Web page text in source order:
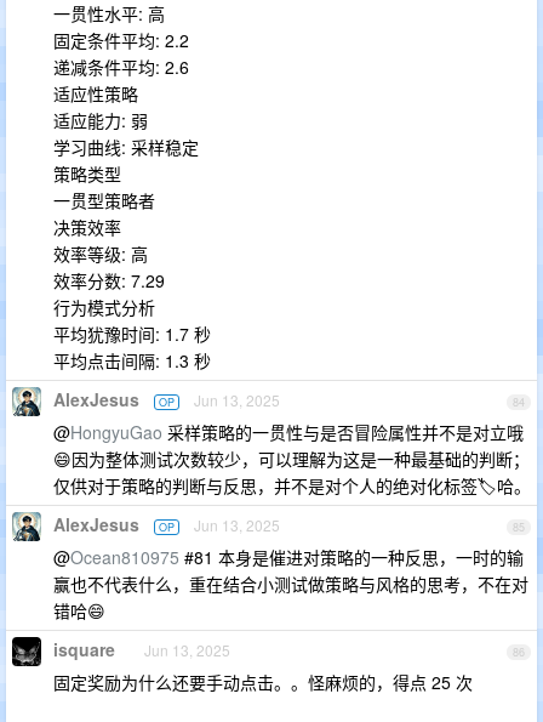
一贯性水平: 高
固定条件平均: 2.2
递减条件平均: 2.6
适应性策略
适应能力: 弱
学习曲线: 采样稳定
策略类型
一贯型策略者
决策效率
效率等级: 高
效率分数: 7.29
行为模式分析
平均犹豫时间: 1.7 秒
平均点击间隔: 1.3 秒
84
AlexJesus OP Jun 13, 2025
@HongyuGao 采样策略的一贯性与是否冒险属性并不是对立哦
😄因为整体测试次数较少，可以理解为这是一种最基础的判断；
仅供对于策略的判断与反思，并不是对个人的绝对化标签🏷哈。
85
AlexJesus OP Jun 13, 2025
@Ocean810975 #81 本身是催进对策略的一种反思，一时的输
赢也不代表什么，重在结合小测试做策略与风格的思考，不在对
错哈😄
86
isquare Jun 13, 2025
固定奖励为什么还要手动点击。。怪麻烦的，得点 25 次